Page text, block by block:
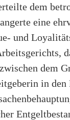
dem
eine
und
dem
in den